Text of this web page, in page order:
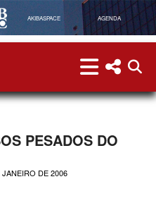
AKIBASPACE AGENDA
menu menu
PESADOS DO
JANEIRO DE 2006